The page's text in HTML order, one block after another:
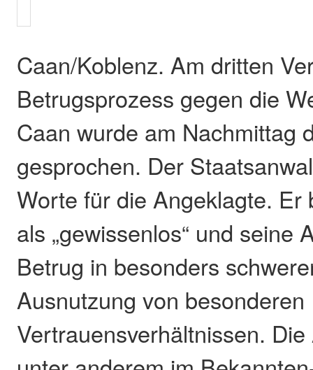
Caan/Koblenz. Am dritten
Betrugsprozess gegen die
Caan wurde am Nachmittag
gesprochen. Der
Worte für die Angeklagte. Er
als „gewissenlos“ und seine
Betrug in besonders
Ausnutzung von besonderen
Vertrauensverhältnissen.